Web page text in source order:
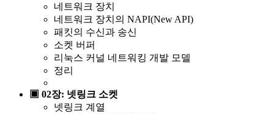
네트워크 장치
네트워크 장치의 NAPI(New API)
패킷의 수신과 송신
소켓 버퍼
리눅스 커널 네트워킹 개발 모델
정리
▣ 02장: 넷링크 소켓
넷링크 계열